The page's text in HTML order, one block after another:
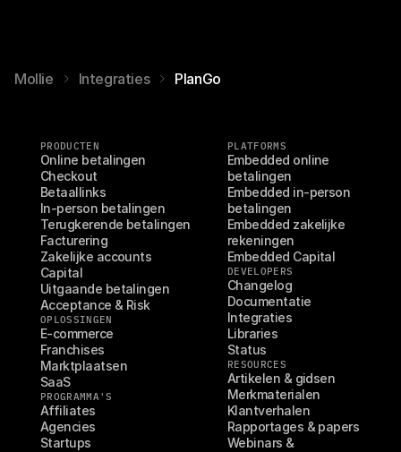
Mollie Integraties PlanGo
PRODUCTEN
Online betalingen
Checkout
Betaallinks
In-person betalingen
Terugkerende betalingen
Facturering
Zakelijke accounts
Capital
Uitgaande betalingen
Acceptance & Risk
OPLOSSINGEN
E-commerce
Franchises
Marktplaatsen
SaaS
PROGRAMMA'S
Affiliates
Agencies
Startups
PLATFORMS
Embedded online
betalingen
Embedded in-person
betalingen
Embedded zakelijke
rekeningen
Embedded Capital
DEVELOPERS
Changelog
Documentatie
Integraties
Libraries
Status
RESOURCES
Artikelen & gidsen
Merkmaterialen
Klantverhalen
Rapportages & papers
Webinars &